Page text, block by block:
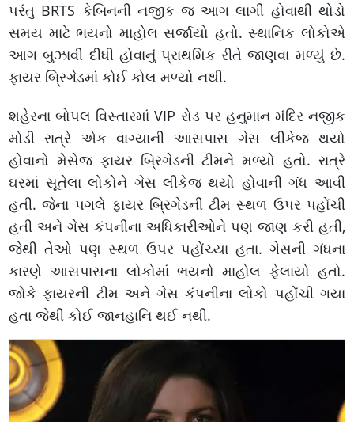
પરંતુ BRTS કેબિનની નજીક જ આગ લાગી હોવાથી થોડો
સમય માટે ભયનો માહોલ સર્જાયો હતો. સ્થાનિક લોકોએ
આગ બુઝાવી દીધી હોવાનું પ્રાથમિક રીતે જાણવા મળ્યું છે.
ફાયર બ્રિગેડમાં કોઈ કોલ મળ્યો નથી.
શહેરના બોપલ વિસ્તારમાં VIP રોડ પર હનુમાન મંદિર નજીક
મોડી રાત્રે એક વાગ્યાની આસપાસ ગેસ લીકેજ થયો
હોવાનો મેસેજ ફાયર બ્રિગેડની ટીમને મળ્યો હતો. રાત્રે
ઘરમાં સૂતેલા લોકોને ગેસ લીકેજ થયો હોવાની ગંધ આવી
હતી. જેના પગલે ફાયર બ્રિગેડની ટીમ સ્થળ ઉપર પહોંચી
હતી અને ગેસ કંપનીના અધિકારીઓને પણ જાણ કરી હતી,
જેથી તેઓ પણ સ્થળ ઉપર પહોંચ્યા હતા. ગેસની ગંધના
કારણે આસપાસના લોકોમાં ભયનો માહોલ ફેલાયો હતો.
જોકે ફાયરની ટીમ અને ગેસ કંપનીના લોકો પહોંચી ગયા
હતા જેથી કોઈ જાનહાનિ થઈ નથી.